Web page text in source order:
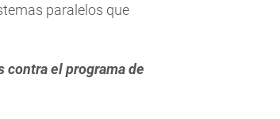
paralelos que
contra el programa de